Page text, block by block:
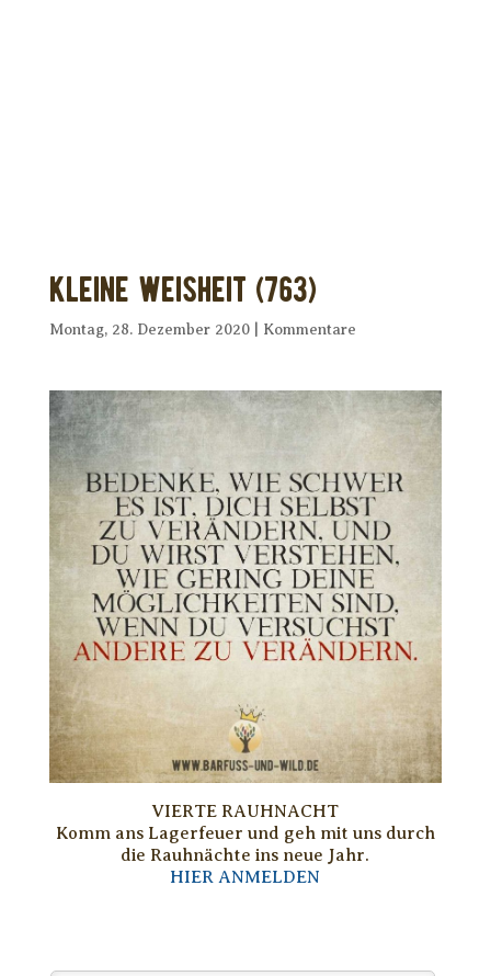
Kleine Weisheit (763)
Montag, 28. Dezember 2020| Kommentare
VIERTE RAUHNACHT
Komm ans Lagerfeuer und geh mit uns durch
die Rauhnächte ins neue Jahr.
HIER ANMELDEN